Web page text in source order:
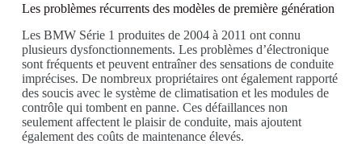
Les problèmes récurrents des modèles de première génération
Les BMW Série 1 produites de 2004 à 2011 ont connu
plusieurs dysfonctionnements. Les problèmes d’électronique
sont fréquents et peuvent entraîner des sensations de conduite
imprécises. De nombreux propriétaires ont également rapporté
des soucis avec le système de climatisation et les modules de
contrôle qui tombent en panne. Ces défaillances non
seulement affectent le plaisir de conduite, mais ajoutent
également des coûts de maintenance élevés.